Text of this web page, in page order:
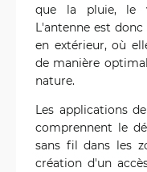
que la pluie, le
L'antenne est
en extérieur, où
de manière
nature.
Les applications
comprennent le
sans fil dans les
création d'un